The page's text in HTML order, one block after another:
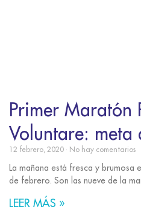
Primer Maratón
Voluntare: meta
12 febrero, 2020 No hay comentarios
La mañana está fresca y brumosa
de febrero. Son las nueve de la
LEER MÁS »